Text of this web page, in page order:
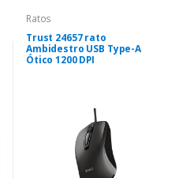
Ratos
Trust 24657 rato
Ambidestro USB Type-A
Ótico 1200 DPI